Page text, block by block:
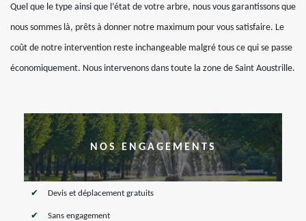
Quel que le type ainsi que l’état de votre arbre, nous vous garantissons que
nous sommes là, prêts à donner notre maximum pour vous satisfaire. Le
coût de notre intervention reste inchangeable malgré tous ce qui se passe
économiquement. Nous intervenons dans toute la zone de Saint Aoustrille.
NOS ENGAGEMENTS
Devis et déplacement gratuits
Sans engagement